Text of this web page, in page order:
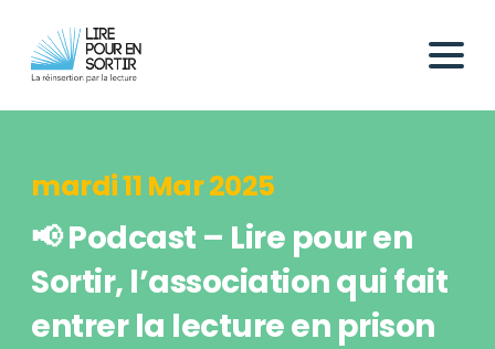
mardi 11 Mar 2025
📢 Podcast – Lire pour en
Sortir, l’association qui fait
entrer la lecture en prison